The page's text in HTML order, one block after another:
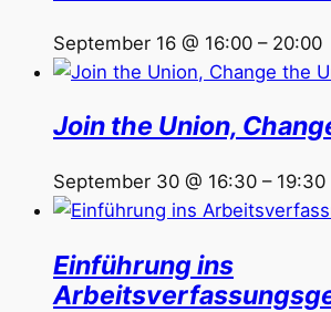
September 16 @ 16:00 – 20:00
Join the Union,
September 30 @ 16:30 – 19:30
Einführung ins